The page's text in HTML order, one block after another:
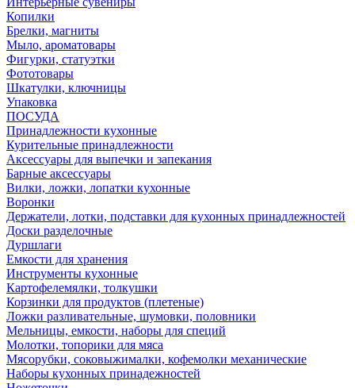
Копилки
Брелки, магниты
Мыло, ароматовары
Фигурки, статуэтки
Фототовары
Шкатулки, ключницы
Упаковка
ПОСУДА
Принадлежности кухонные
Курительные принадлежности
Аксессуары для выпечки и запекания
Барные аксессуары
Вилки, ложки, лопатки кухонные
Воронки
Держатели, лотки, подставки для кухонных принадлежностей
Доски разделочные
Дуршлаги
Емкости для хранения
Инструменты кухонные
Картофелемялки, толкушки
Корзинки для продуктов (плетеные)
Ложки разливательные, шумовки, половники
Мельницы, емкости, наборы для специй
Молотки, топорики для мяса
Мясорубки, соковыжималки, кофемолки механические
Наборы кухонных принадежностей